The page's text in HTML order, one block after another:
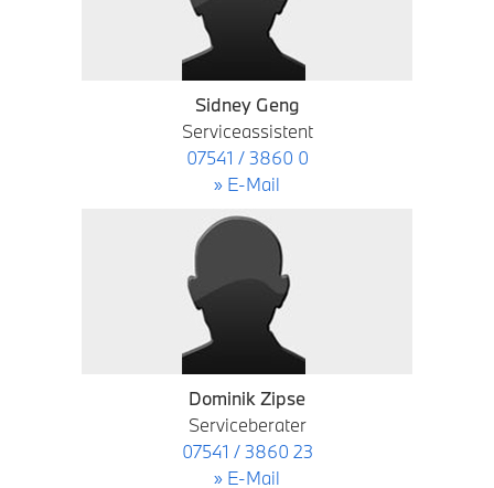
Sidney Geng
Serviceassistent
07541 / 3860 0
» E-Mail
Dominik Zipse
Serviceberater
07541 / 3860 23
» E-Mail